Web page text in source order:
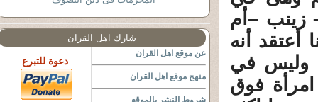
له (6 أطفال – زينب –أم
أعتقد أنه
وليس في
فوق
شارك اهل القران
عن موقع اهل القران
منهج موقع اهل القران
دعوة للتبرع